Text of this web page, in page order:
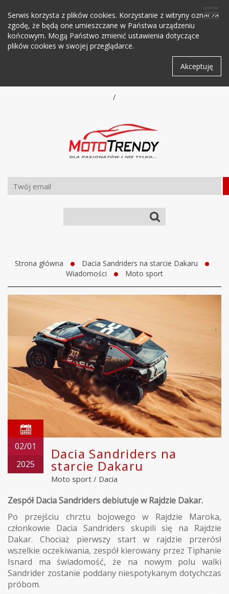
Serwis korzysta z plików cookies. Korzystanie z witryny oznacza
zgodę, że będą one umieszczane w Państwa urządzeniu
końcowym. Mogą Państwo zmienić ustawienia dotyczące
plików cookies w swojej przeglądarce.
Akceptuję
/
Strona główna
Dacia Sandriders na starcie Dakaru
Wiadomości
Moto sport
02/01
2025
Dacia Sandriders na
starcie Dakaru
Moto sport / Dacia
Zespół Dacia Sandriders debiutuje w Rajdzie Dakar.
Po przejściu chrztu bojowego w Rajdzie Maroka,
członkowie Dacia Sandriders skupili się na Rajdzie
Dakar. Chociaż pierwszy start w rajdzie przerósł
wszelkie oczekiwania, zespół kierowany przez Tiphanie
Isnard ma świadomość, że na nowym polu walki
Sandrider zostanie poddany niespotykanym dotychczas
próbom.